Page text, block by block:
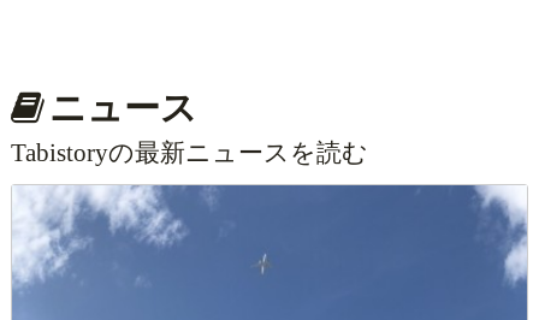
ニュース
Tabistoryの最新ニュースを読む